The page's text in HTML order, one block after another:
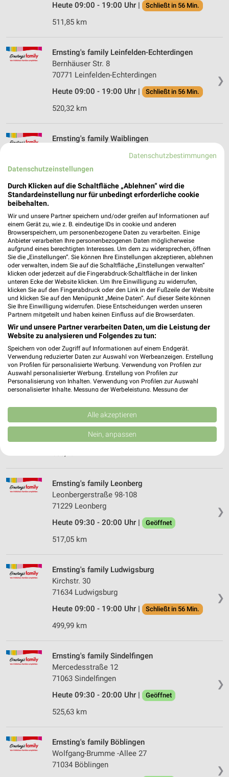
Heute 09:00 - 19:00 Uhr |
Schließt in 56 Min.
511,85 km
❯
Ernsting's family Leinfelden-Echterdingen
Bernhäuser Str. 8
70771 Leinfelden-Echterdingen
Heute 09:00 - 19:00 Uhr |
Schließt in 56 Min.
520,32 km
Ernsting's family Waiblingen
503,01 km
Ernsting's family Esslingen am Neckar
Pliensaustraße 46
73728 Esslingen am Neckar
Heute 09:00 - 19:00 Uhr | Schließt in 56 Min.
510,19 km
Rofu Kinderland Leonberg
Seeäckerstraße 5
71229 Leonberg
Heute 09:30 - 19:00 Uhr | Schließt in 56 Min.
517,49 km • Angebote: 2 Prospekte
❯
Lange Straße 36
71332 Waiblingen
Heute 09:00 - 19:00 Uhr |
❯
Ernsting's family Leonberg
Leonbergerstraße 98-108
71229 Leonberg
Heute 09:30 - 20:00 Uhr |
Geöffnet
517,05 km
❯
Ernsting's family Ludwigsburg
Kirchstr. 30
71634 Ludwigsburg
Heute 09:00 - 19:00 Uhr |
Schließt in 56 Min.
499,99 km
❯
Ernsting's family Sindelfingen
Mercedesstraße 12
71063 Sindelfingen
Heute 09:30 - 20:00 Uhr |
Geöffnet
525,63 km
❯
Ernsting's family Böblingen
Wolfgang-Brumme -Allee 27
71034 Böblingen
Datenschutzbestimmungen
Datenschutzeinstellungen
Durch Klicken auf die Schaltfläche „Ablehnen“ wird die
Standardeinstellung nur für unbedingt erforderliche cookie
beibehalten.
Wir und unsere Partner speichern und/oder greifen auf Informationen auf
einem Gerät zu, wie z. B. eindeutige IDs in cookie und anderen
Browserspeichern, um personenbezogene Daten zu verarbeiten. Einige
Anbieter verarbeiten Ihre personenbezogenen Daten möglicherweise
aufgrund eines berechtigten Interesses. Um dem zu widersprechen, öffnen
Sie die „Einstellungen“. Sie können Ihre Einstellungen akzeptieren, ablehnen
oder verwalten, indem Sie auf die Schaltfläche „Einstellungen verwalten“
klicken oder jederzeit auf die Fingerabdruck-Schaltfläche in der linken
unteren Ecke der Website klicken. Um Ihre Einwilligung zu widerrufen,
klicken Sie auf den Fingerabdruck oder den Link in der Fußzeile der Website
und klicken Sie auf den Menüpunkt „Meine Daten“. Auf dieser Seite können
Sie Ihre Einwilligung widerrufen. Diese Entscheidungen werden unseren
Partnern mitgeteilt und haben keinen Einfluss auf die Browserdaten.
Wir und unsere Partner verarbeiten Daten, um die Leistung der
Website zu analysieren und Folgendes zu tun:
Speichern von oder Zugriff auf Informationen auf einem Endgerät.
Verwendung reduzierter Daten zur Auswahl von Werbeanzeigen. Erstellung
von Profilen für personalisierte Werbung. Verwendung von Profilen zur
Auswahl personalisierter Werbung. Erstellung von Profilen zur
Personalisierung von Inhalten. Verwendung von Profilen zur Auswahl
personalisierter Inhalte. Messung der Werbeleistung. Messung der
Kombinationen von Daten aus verschiedenen Quellen. Entwicklung und
Verbesserung der Angebote. Verwendung reduzierter Daten zur Auswahl
von Inhalten.
Daten können außerhalb der Europäischen Union weitergegeben und in die
USA gesendet werden.
Website/App.
Wir nutzen Ihre Daten für folgende Zwecke:
IAB-Verarbeitungszwecke:
auf einem Endgerät
Verwendung reduzierter Daten zur Auswahl von
Erstellung von Profilen für personalisierte
Werbung
personalisierter Werbung
Verwendung von Profilen zur Auswahl
personalisierter Inhalte
Messung der Werbeleistung
Messung der Performance von Inhalten
Kombinationen von Daten aus verschiedenen
Quellen
Alle akzeptieren
Nein, anpassen